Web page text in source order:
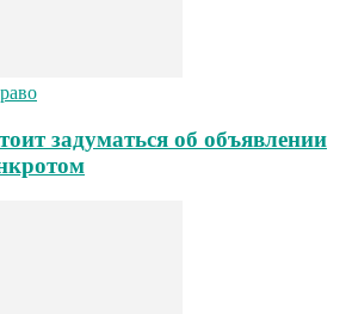
задуматься об объявлении